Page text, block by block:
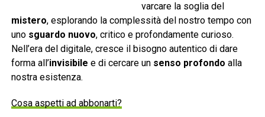
varcare la soglia del
mistero, esplorando la complessità del nostro tempo con
uno sguardo nuovo, critico e profondamente curioso.
Nell’era del digitale, cresce il bisogno autentico di dare
forma all’invisibile e di cercare un senso profondo alla
nostra esistenza.
Cosa aspetti ad abbonarti?